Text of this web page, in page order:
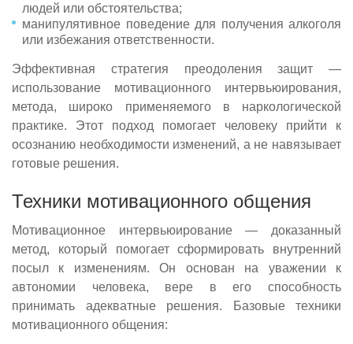
людей или обстоятельства;
манипулятивное поведение для получения алкоголя
или избежания ответственности.
Эффективная стратегия преодоления защит —
использование мотивационного интервьюирования,
метода, широко применяемого в наркологической
практике. Этот подход помогает человеку прийти к
осознанию необходимости изменений, а не навязывает
готовые решения.
Техники мотивационного общения
Мотивационное интервьюирование — доказанный
метод, который помогает сформировать внутренний
посыл к изменениям. Он основан на уважении к
автономии человека, вере в его способность
принимать адекватные решения. Базовые техники
мотивационного общения:
Оставьте заявку!
И мы перезвоним в течение одной минуты
Оставьте заявку!
И мы перезвоним в течение одной минуты
Вызвать врача
Оставьте заявку и мы перезвоним в течние одной
минуты
Получите бесплатную
консультацию
Оставьте заявку для связи со специалистом
Приедем на дом за 30 минут
Выезжаем круглосуточно
Гарантируем анонимность
Оставить отзыв
Задайте ваш вопрос
Найдем все, что вам нужно
Чаще всего ищут:
Вывод из запоя
Вызвать нарколога
И мы перезвоним в течение одной минуты
Выберите свой город